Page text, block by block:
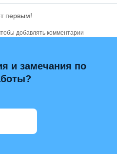
первым!
добавлять комментарии
и замечания по